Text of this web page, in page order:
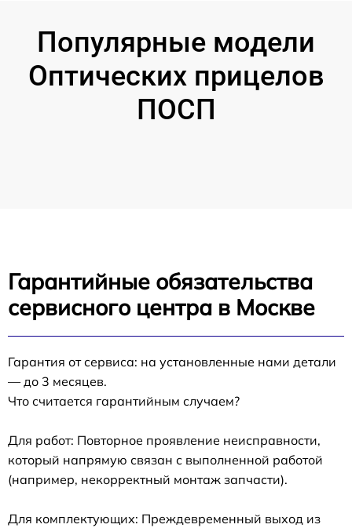
Популярные модели
Оптических прицелов
ПОСП
Гарантийные обязательства
сервисного центра в Москве
Гарантия от сервиса: на установленные нами детали
— до 3 месяцев.
Что считается гарантийным случаем?
Для работ: Повторное проявление неисправности,
который напрямую связан с выполненной работой
(например, некорректный монтаж запчасти).
Для комплектующих: Преждевременный выход из